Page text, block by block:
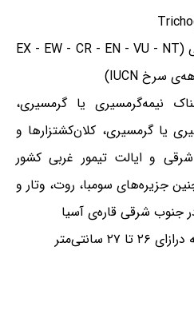
گونه‌ی با کم‌ترین نگرانی (EX - EW - CR - EN - VU - NT
نیمه‌گرمسیری یا گرمسیری،
یا گرمسیری، کلان‌کشتزارها و
و ایالت تیمور غربی کشور
جزیره‌های سومبا، روت، وتار و
جنوب شرقی قاره‌ی آسیا